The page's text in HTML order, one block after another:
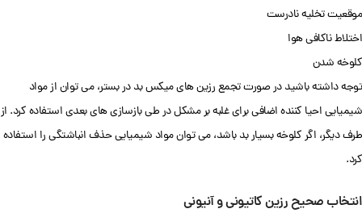
موقعیت تخلیه نادرست
اختلاط ناکافی هوا
کلوخه شدن
توجه داشته باشید در صورت تجمع رزین های میکس بد در بستر، می توان از مواد
شیمیایی احیا کننده اضافی برای غلبه بر مشکل در طی بازسازی های بعدی استفاده کرد. از
طرف دیگر، اگر کلوخه بسیار بد باشد، می توان مواد شیمیایی حذف انباشتگی را استفاده
کرد.
انتخاب صحیح رزین کاتیونی و آنیونی